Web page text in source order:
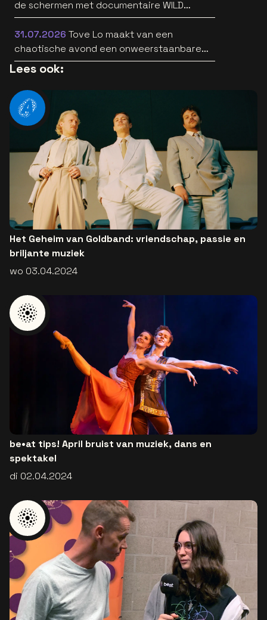
de schermen met documentaire WILD
HEARTS [trailer]
31.07.2026 Tove Lo maakt van een
chaotische avond een onweerstaanbare
popsong
Lees ook:
Het Geheim van Goldband: vriendschap, passie en
briljante muziek
wo 03.04.2024
be•at tips! April bruist van muziek, dans en
spektakel
di 02.04.2024